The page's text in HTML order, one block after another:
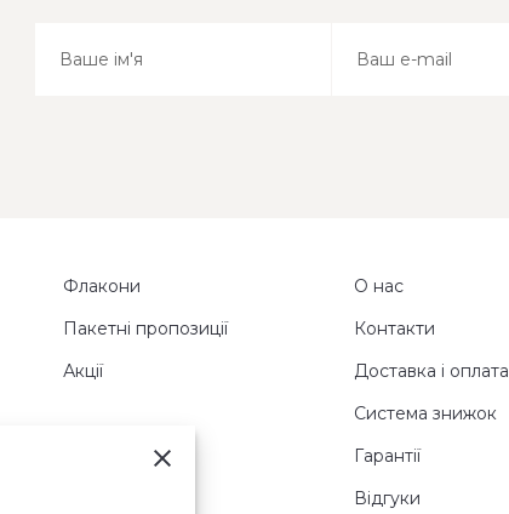
Флакони
Пакетні пропозиції
Акції
О нас
Контакти
Доставка і оплата
Система знижок
Гарантії
Відгуки